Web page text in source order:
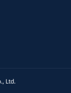
Ltd.